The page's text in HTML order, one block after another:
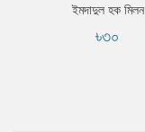
ইমদাদুল হক মিলন
৳৩০